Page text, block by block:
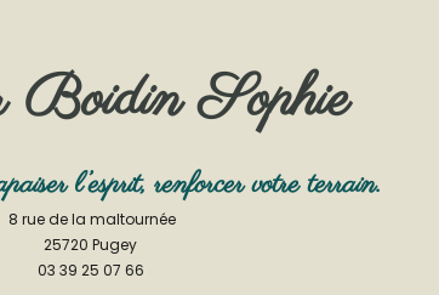
Boidin Sophie
l’esprit, renforcer votre terrain.
8 rue de la maltournée
25720 Pugey
03 39 25 07 66